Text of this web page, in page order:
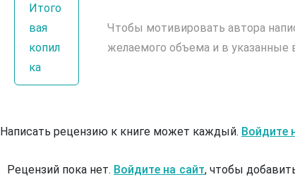
Итого
вая
копил
ка
Чтобы мотивировать автора
желаемого объема и в указанные
Написать рецензию к книге может каждый. Войдите
Рецензий пока нет. Войдите на сайт, чтобы